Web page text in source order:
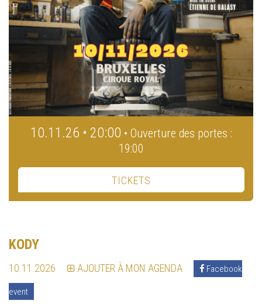
10.11.26 • 20:00 • Ouverture des portes :
19:00
TICKETS
KODY
10.11.2026 AJOUTER À MON AGENDA Facebook
event